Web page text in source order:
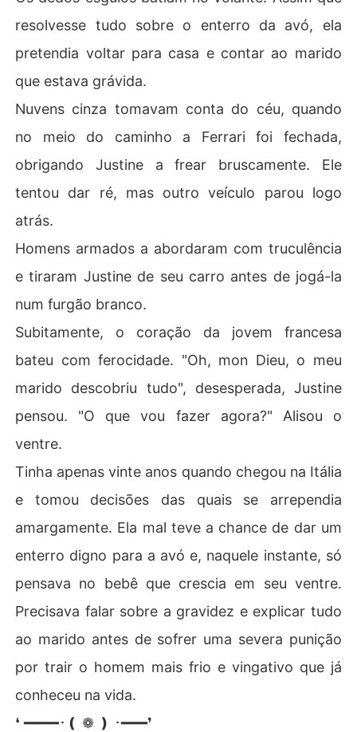
resolvesse tudo sobre o enterro da avó, ela
pretendia voltar para casa e contar ao marido
que estava grávida.
Nuvens cinza tomavam conta do céu, quando
no meio do caminho a Ferrari foi fechada,
obrigando Justine a frear bruscamente. Ele
tentou dar ré, mas outro veículo parou logo
atrás.
Homens armados a abordaram com truculência
e tiraram Justine de seu carro antes de jogá-la
num furgão branco.
Subitamente, o coração da jovem francesa
bateu com ferocidade. "Oh, mon Dieu, o meu
marido descobriu tudo", desesperada, Justine
pensou. "O que vou fazer agora?" Alisou o
ventre.
Tinha apenas vinte anos quando chegou na Itália
e tomou decisões das quais se arrependia
amargamente. Ela mal teve a chance de dar um
enterro digno para a avó e, naquele instante, só
pensava no bebê que crescia em seu ventre.
Precisava falar sobre a gravidez e explicar tudo
ao marido antes de sofrer uma severa punição
por trair o homem mais frio e vingativo que já
conheceu na vida.
❛ ━━━━･❪ ❁ ❫ ･━━━❜